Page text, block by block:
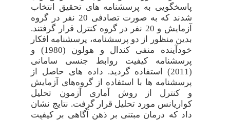
پاسخگویی به پرسشنامه­ های تحقیق انتخاب
شدند که به صورت تصادفی 20 نفر در گروه
آزمایش و 20 نفر در گروه کنترل قرار گرفتند.
بدین منظور از دو پرسشنامه، پرسشنامه افکار
خودآینده منفی کندال و هولون (1980) و
پرسشنامه کیفیت روابط جنسی سامانی
(2011) استفاده گردید. داده های حاصل از
پرسشنامه ها با استفاده از گروه‌های آزمایش
و کنترل از روش آماری آزمون تحلیل
کواریانس مورد تحلیل قرار گرفت. نتایج نشان
داد که درمان مبتنی بر ذهن آگاهی بر کیفیت